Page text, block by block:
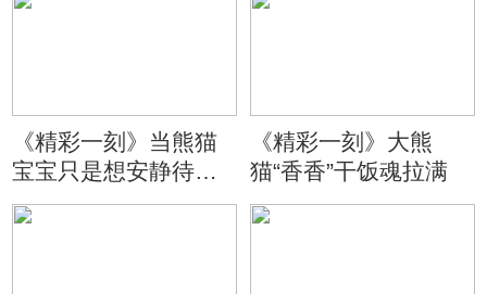
《精彩一刻》当熊猫
宝宝只是想安静待会
儿
《精彩一刻》大熊
猫“香香”干饭魂拉满